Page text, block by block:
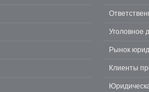
Уголовное
Рынок
Клиенты